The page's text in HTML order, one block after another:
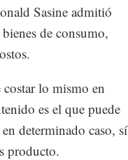
Sasine admitió
de consumo,
lo mismo en
es el que puede
determinado caso, sí
producto.